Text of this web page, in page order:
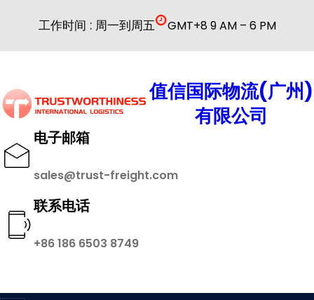
内
工作时间 : 周一到周五 GMT+8 9 AM – 6 PM
值信国际物流(广州)
有限公司
电子邮箱
sales@trust-freight.com
联系电话
+86 186 6503 8749